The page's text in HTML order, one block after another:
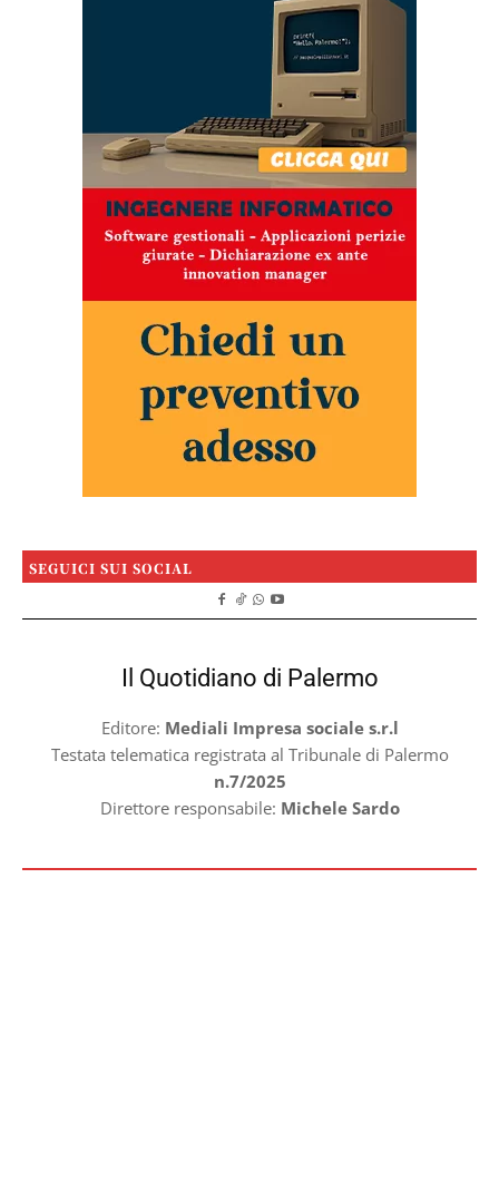
SEGUICI SUI SOCIAL
Il Quotidiano di Palermo
Editore: Mediali Impresa sociale s.r.l
Testata telematica registrata al Tribunale di Palermo
n.7/2025
Direttore responsabile: Michele Sardo